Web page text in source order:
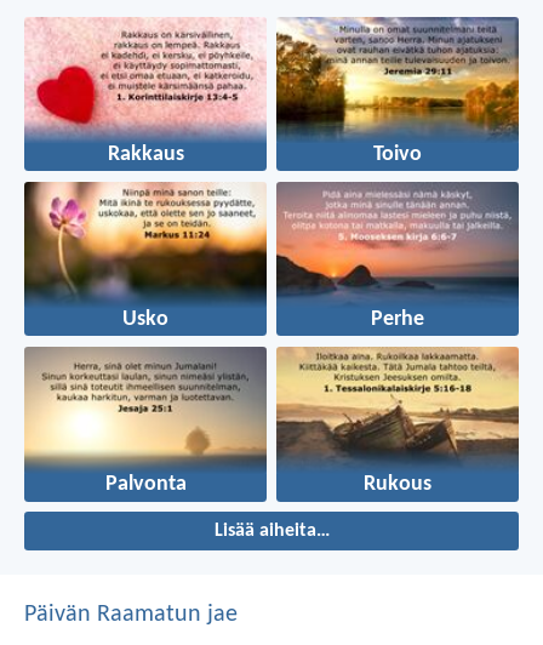
Rakkaus Toivo
Usko Perhe
Palvonta Rukous
Lisää aiheita…
Päivän Raamatun jae